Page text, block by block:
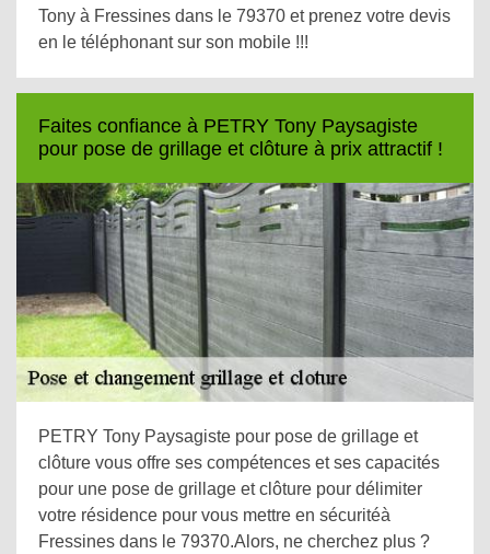
Tony à Fressines dans le 79370 et prenez votre devis
en le téléphonant sur son mobile !!!
Faites confiance à PETRY Tony Paysagiste
pour pose de grillage et clôture à prix attractif !
PETRY Tony Paysagiste pour pose de grillage et
clôture vous offre ses compétences et ses capacités
pour une pose de grillage et clôture pour délimiter
votre résidence pour vous mettre en sécuritéà
Fressines dans le 79370.Alors, ne cherchez plus ?